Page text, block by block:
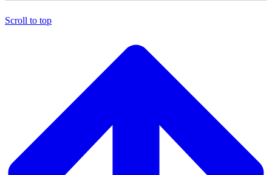
Scroll to top